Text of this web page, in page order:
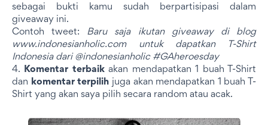
sebagai bukti kamu sudah berpartisipasi dalam
giveaway ini.
Contoh tweet: Baru saja ikutan giveaway di blog
www.indonesianholic.com untuk dapatkan T-Shirt
Indonesia dari @indonesianholic #GAheroesday
4.
Komentar terbaikakan mendapatkan 1 buah T-Shirt
dan komentar terpilih juga akan mendapatkan 1 buah T-
Shirt yang akan saya pilih secara random atau acak.